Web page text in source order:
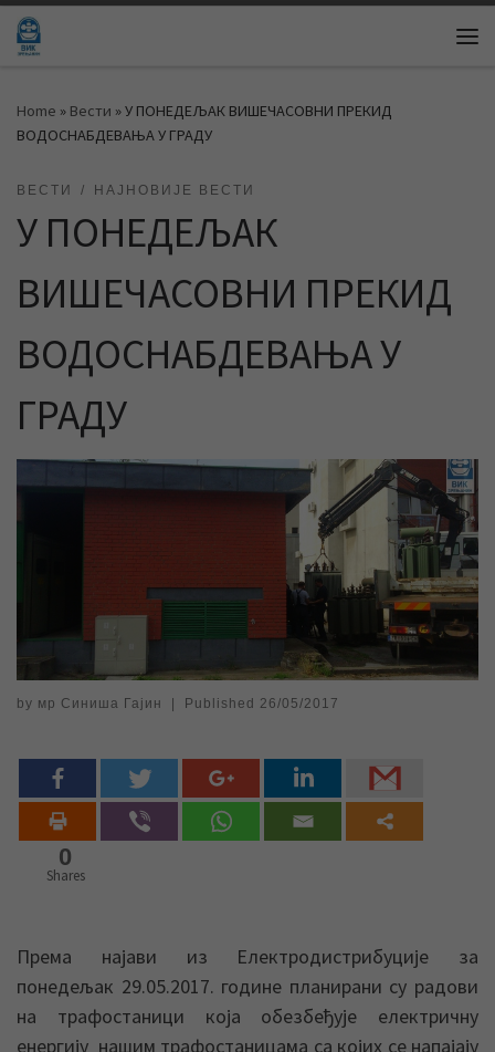
Skip to content
Home » Вести »У ПОНЕДЕЉАК ВИШЕЧАСОВНИ ПРЕКИД
ВОДОСНАБДЕВАЊА У ГРАДУ
ВЕСТИ НАЈНОВИЈЕ ВЕСТИ
У ПОНЕДЕЉАК
ВИШЕЧАСОВНИ ПРЕКИД
ВОДОСНАБДЕВАЊА У
ГРАДУ
by мр Синиша Гајин Published 26/05/2017
0
Shares
Према најави из Електродистрибуције за
понедељак 29.05.2017. године планирани су радови
на трафостаници која обезбеђује електричну
енергију нашим трафостаницама са којих се напајају